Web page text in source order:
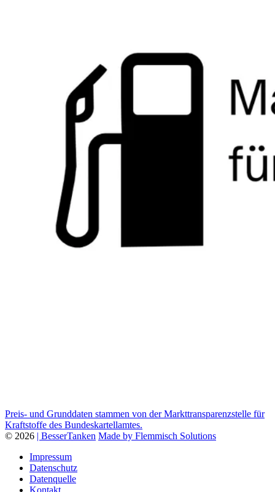
Preis- und Grunddaten stammen von der Markttransparenzstelle für
Kraftstoffe des Bundeskartellamtes.
© 2026 | BesserTanken Made by Flemmisch Solutions
Impressum
Datenschutz
Datenquelle
Kontakt